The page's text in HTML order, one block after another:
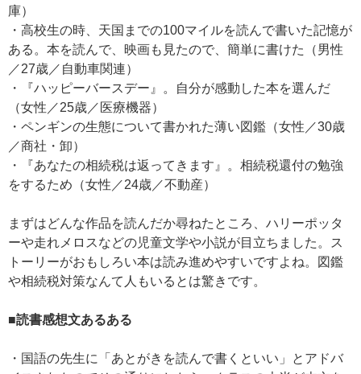
庫）
・高校生の時、天国までの100マイルを読んで書いた記憶が
ある。本を読んで、映画も見たので、簡単に書けた（男性
／27歳／自動車関連）
・『ハッピーバースデー』。自分が感動した本を選んだ
（女性／25歳／医療機器）
・ペンギンの生態について書かれた薄い図鑑（女性／30歳
／商社・卸）
・『あなたの相続税は返ってきます』。相続税還付の勉強
をするため（女性／24歳／不動産）
まずはどんな作品を読んだか尋ねたところ、ハリーポッタ
ーや走れメロスなどの児童文学や小説が目立ちました。ス
トーリーがおもしろい本は読み進めやすいですよね。図鑑
や相続税対策なんて人もいるとは驚きです。
■読書感想文あるある
・国語の先生に「あとがきを読んで書くといい」とアドバ